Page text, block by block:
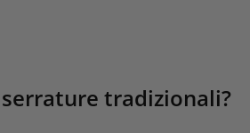
serrature tradizionali?